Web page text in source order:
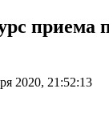
приема
2020, 21:52:13